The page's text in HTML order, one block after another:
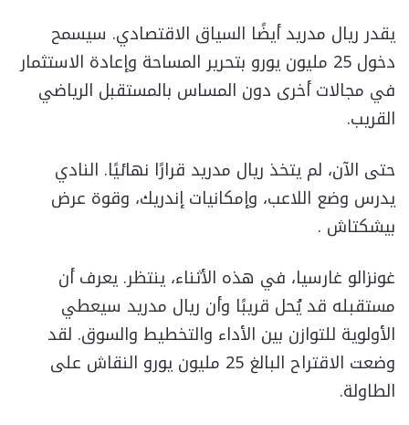
يقدر ريال مدريد أيضًا السياق الاقتصادي. سيسمح
دخول 25 مليون يورو بتحرير المساحة وإعادة الاستثمار
في مجالات أخرى دون المساس بالمستقبل الرياضي
القريب.
حتى الآن، لم يتخذ ريال مدريد قرارًا نهائيًا. النادي
يدرس وضع اللاعب، وإمكانيات إندريك، وقوة عرض
بيشكتاش .
غونزالو غارسيا، في هذه الأثناء، ينتظر. يعرف أن
مستقبله قد يُحل قريبًا وأن ريال مدريد سيعطي
الأولوية للتوازن بين الأداء والتخطيط والسوق. لقد
وضعت الاقتراح البالغ 25 مليون يورو النقاش على
الطاولة.